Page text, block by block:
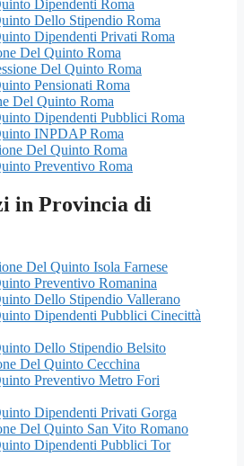
Dipendenti Roma
Dello Stipendio Roma
Dipendenti Privati Roma
Del Quinto Roma
Del Quinto Roma
Pensionati Roma
Del Quinto Roma
Dipendenti Pubblici Roma
INPDAP Roma
Del Quinto Roma
Preventivo Roma
in Provincia di
Del Quinto Isola Farnese
Preventivo Romanina
Dello Stipendio Vallerano
Dipendenti Pubblici Cinecittà
Dello Stipendio Belsito
Del Quinto Cecchina
Preventivo Metro Fori
Dipendenti Privati Gorga
Del Quinto San Vito Romano
Dipendenti Pubblici Tor